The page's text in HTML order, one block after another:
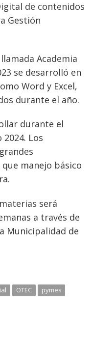
de contenidos
Gestión
Academia
se desarrolló en
Word y Excel,
durante el año.
durante el
Los
manejo básico
será
a través de
Municipalidad de
OTEC pymes